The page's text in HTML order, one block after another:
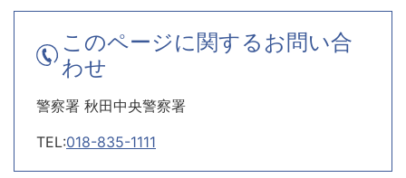
このページに関するお問い合
わせ
警察署 秋田中央警察署
TEL:018-835-1111